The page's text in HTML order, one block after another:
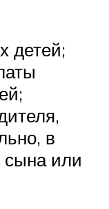
детей;
в
сына или